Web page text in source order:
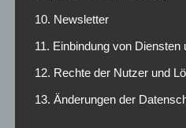
10. Newsletter
11. Einbindung von Diensten
12. Rechte der Nutzer und
13. Änderungen der